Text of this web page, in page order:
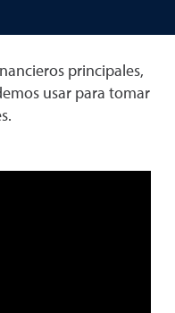
principales,
usar para tomar